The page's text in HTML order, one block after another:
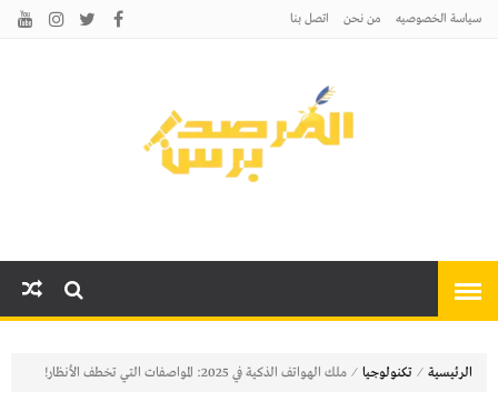
سياسة الخصوصيه من نحن اتصل بنا
الرئيسية ⁄ تكنولوجيا ⁄ ملك الهواتف الذكية في 2025: المواصفات التي تخطف الأنظار!